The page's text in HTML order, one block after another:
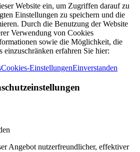
Website ein, um Zugriffen darauf zu
Einstellungen zu speichern und die
Durch die Benutzung der Website
Verwendung von Cookies
sowie die Möglichkeit, die
erfahren Sie hier:
Cookies-EinstellungenEinverstanden
Angebot nutzerfreundlicher, effektiver